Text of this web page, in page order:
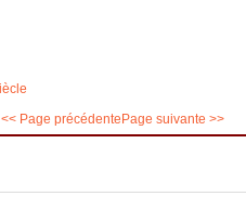
<< Page précédente Page suivante >>